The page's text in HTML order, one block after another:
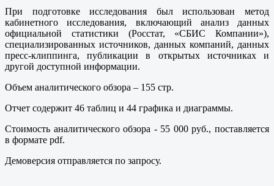
При подготовке исследования был использован метод
кабинетного исследования, включающий анализ данных
официальной статистики (Росстат, «СБИС Компании»),
специализированных источников, данных компаний, данных
пресс-клиппинга, публикации в открытых источниках и
другой доступной информации.
Объем аналитического обзора – 155 стр.
Отчет содержит 46 таблиц и 44 графика и диаграммы.
Стоимость аналитического обзора - 55 000 руб., поставляется
в формате pdf.
Демоверсия отправляется по запросу.